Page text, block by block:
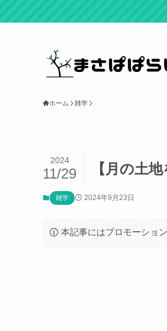
ホーム 雑学
【月の土
2024
11/29
雑学 2024年9月23日
本記事にはプロモーショ